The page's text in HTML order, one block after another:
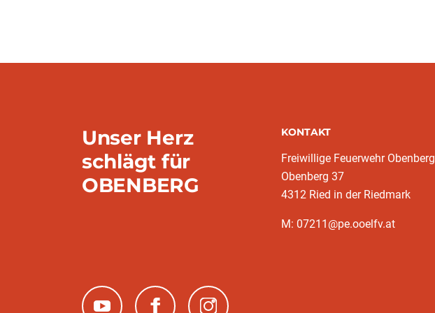
Unser Herz
schlägt für
OBENBERG
KONTAKT
Freiwillige Feuerwehr Obenberg
Obenberg 37
4312 Ried in der Riedmark
M: 07211@pe.ooelfv.at